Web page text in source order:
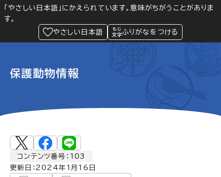
「やさしい日本語」にかえられています。意味がちがうことがありま
す。
やさしい日本語
ふりがなをつける
Language 閲覧支援
緊急情報
保護動物情報
コンテンツ番号：103
更新日： 2024年1月16日